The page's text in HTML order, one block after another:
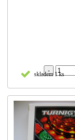
skladem 1 ks
-